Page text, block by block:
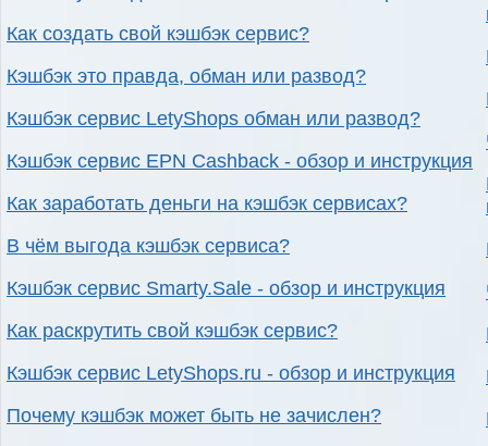
Как создать свой кэшбэк сервис?
Кэшбэк это правда, обман или развод?
Кэшбэк сервис LetyShops обман или развод?
Кэшбэк сервис EPN Cashback - обзор и инструкция
Как заработать деньги на кэшбэк сервисах?
В чём выгода кэшбэк сервиса?
Кэшбэк сервис Smarty.Sale - обзор и инструкция
Как раскрутить свой кэшбэк сервис?
Кэшбэк сервис LetyShops.ru - обзор и инструкция
Почему кэшбэк может быть не зачислен?